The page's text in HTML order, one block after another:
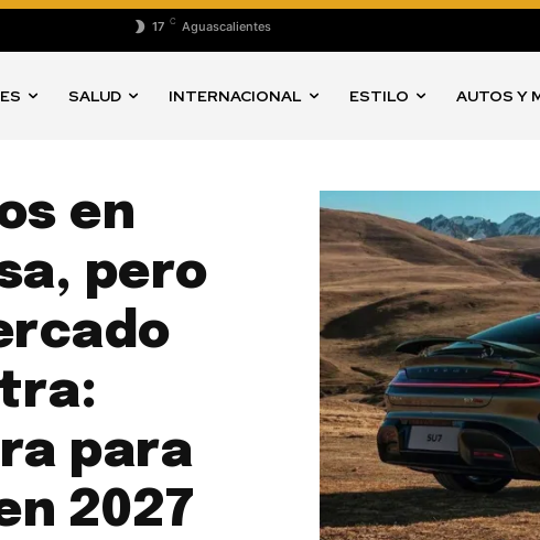
17 C Aguascalientes
SALUD INTERNACIONAL ESTILO AUTOS Y
en
pero
para
2027